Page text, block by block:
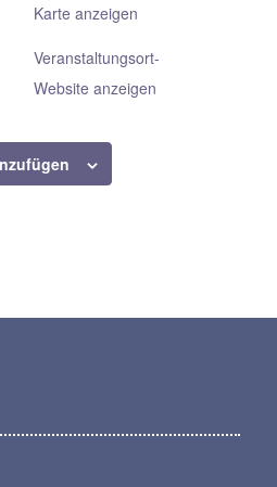
Karte anzeigen
Veranstaltungsort-
Website anzeigen